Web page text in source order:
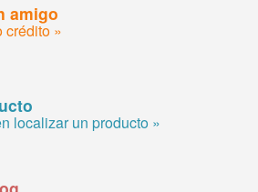
amigo
crédito »
localizar un producto »